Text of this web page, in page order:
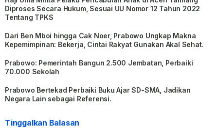
Diproses Secara Hukum, Sesuai UU Nomor 12 Tahun 2022
Tentang TPKS
Dari Ben Mboi hingga Cak Noer, Prabowo Ungkap Makna
Kepemimpinan: Bekerja, Cintai Rakyat Gunakan Akal Sehat.
Prabowo: Pemerintah Bangun 2.500 Jembatan, Perbaiki
70.000 Sekolah
Prabowo Bertekad Perbaiki Buku Ajar SD-SMA, Jadikan
Negara Lain sebagai Referensi.
Tinggalkan Balasan